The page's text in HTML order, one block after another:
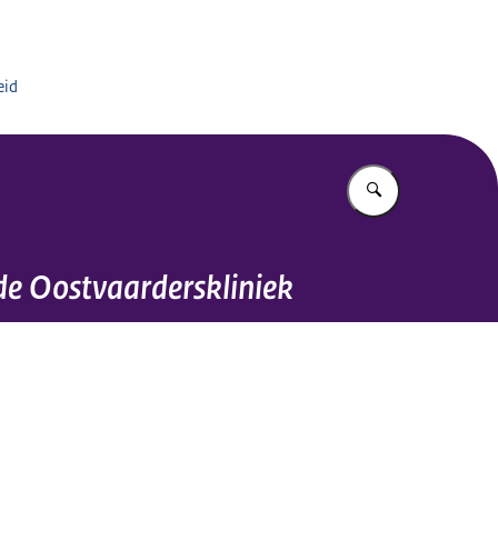
Vul in wat u
Oostvaarderskliniek